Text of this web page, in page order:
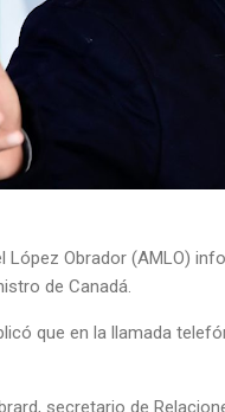
López Obrador (AMLO)
de Canadá.
que en la llamada
secretario de